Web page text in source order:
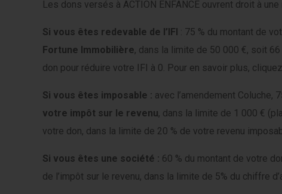
Les dons versés à ACTION ENFANCE ouvrent droit à une
Si vous êtes redevable de l’IFI : 75 % du montant de
Fortune Immobilière, dans la limite de 50 000 €, soit
don pour réduire votre IFI à 0. Pour en savoir plus, cliquez
Si vous êtes imposable : avec l’amendement Coluche,
votre impôt sur le revenu, dans la limite de 1 000 €
votre don, dans la limite de 20 % de votre revenu
Si vous êtes une société : 60 % du montant de votre
de l’impôt sur le revenu, dans la limite de 5% du chiffre